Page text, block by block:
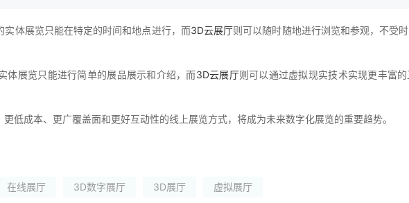
实体展览只能在特定的时间和地点进行，而3D云展厅则可以随时随地进行浏览和参观，不受
体展览只能进行简单的展品展示和介绍，而3D云展厅则可以通过虚拟现实技术实现更丰富
低成本、更广覆盖面和更好互动性的线上展览方式，将成为未来数字化展览的重要趋势。
在线展厅 3D数字展厅 3D展厅 虚拟展厅